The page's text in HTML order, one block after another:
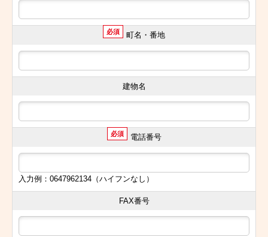
必須 町名・番地
建物名
必須 電話番号
入力例：0647962134（ハイフンなし）
FAX番号